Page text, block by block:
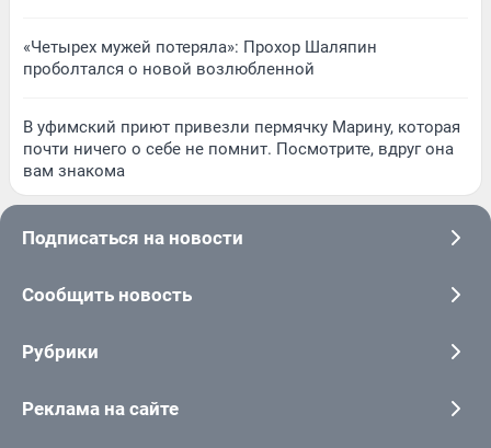
«Четырех мужей потеряла»: Прохор Шаляпин
проболтался о новой возлюбленной
В уфимский приют привезли пермячку Марину, которая
почти ничего о себе не помнит. Посмотрите, вдруг она
вам знакома
Подписаться на новости
Сообщить новость
Рубрики
Реклама на сайте